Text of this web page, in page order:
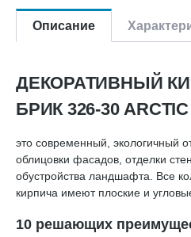
Описание
ДЕКОРАТИВНЫЙ
БРИК 326-30 ARCTIC
это современный, экологичный
облицовки фасадов, отделки
обустройства ландшафта. Все
кирпича имеют плоские и
10 решающих